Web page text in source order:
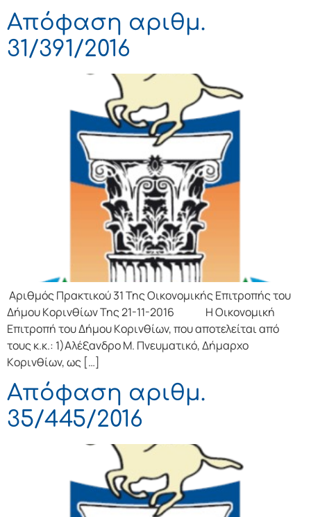
Απόφαση αριθμ.
31/391/2016
Αριθμός Πρακτικού 31 Της Οικονομικής Επιτρoπής τoυ
Δήμoυ Κoριvθίωv Της 21-11-2016 Η Οικονομική
Επιτρoπή τoυ Δήμoυ Κoριvθίωv, πoυ απoτελείται από
τoυς κ.κ.: 1)Αλέξανδρο Μ. Πνευματικό, Δήμαρχo
Κoριvθίωv, ως […]
Απόφαση αριθμ.
35/445/2016